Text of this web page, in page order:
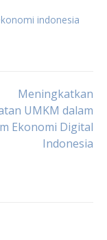
indonesia
Meningkatkan
UMKM dalam
Ekonomi Digital
Indonesia